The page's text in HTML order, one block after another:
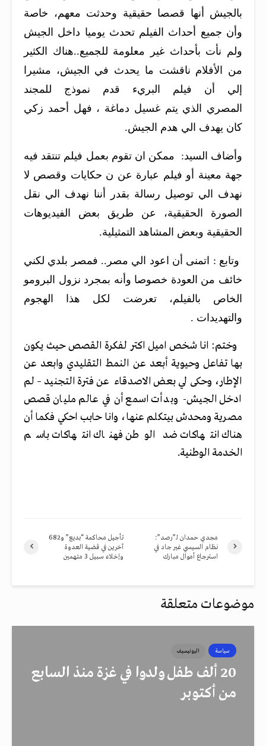
بالجيش أنها قصصا حقيقية وحدثت معهم، خاصة
وأن جميع أحداث الفيلم تحدث يوميا داخل الجيش
ولم نأت بأحداث غير معلومة للجميع..هناك الكثير
من الأفلام ناقشت ما يحدث في الجيش، مشيرا
إلي أن فيلم البريء قدم نموذج للمجند
المصري الذي يتم غسيل دماغة ، فهل أحمد زكي
كان يهدف الي هدم الجيش.
وأضاف السيد: ممكن ان تقوم بعمل فيلم تنتقد فيه
جهة معينة أو فيلم عبارة عن ن حكايات وقصص لا
نهدف الي توصيل رسالة بقدر أننا نهدف الي نقل
الصورة الحقيقية، عن طريق بعض الفيديوهات
الحقيقية وبعض المشاهد التمثيلية.
وتابع : اتمنى أن اعود الي مصر.. فمصر بلدي لكني
خائف من العودة خصوصا وأنه بمجرد نزول البرومو
الخاص بالفيلم، تعرضت لكل هذا الهجوم
والتهديدات .
وختم: انا شخص اميل اكتر لفكرة القصص حيث يكون
بها تفاعل وحيوية أبعد عن النمط التقليدي وابعد عن
الإطار، وحكى لي بعض الاصدقاء عن فترة التجنيد – لم
ادخل الجيش- وبدأت اسمع أن في عالم مليان قصص
مصرية ومحدش بيتكلم عنها، وانا حابب احكي فكما أن
هناك انتهاكات ضد الوطن فهناك انتهاكات باسم
الخدمة الوطنية.
تأجيل محاكمة “بديع” و682
آخرين في قضية العدوة
وإخلاء سبيل 3 متهمين
مجدي حمدان لـ”رصد”:
نظام السيسي غير جاد في
استرجاع أموال مبارك
موضوعات متعلقة
سياسة اليونيسيف
20 ألف طفل ولدوا في غزة منذ السابع
من أكتوبر